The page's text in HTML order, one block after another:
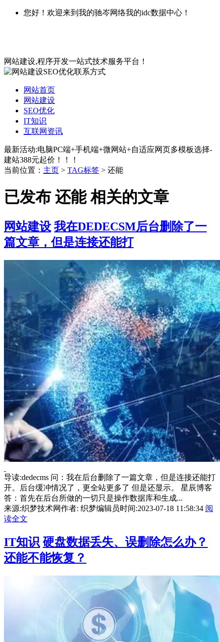
您好！欢迎来到我的驰岑网络我的idc数据中心！
网站建设,程序开发一站式技术服务平台！
网站首页
网站建设
SEO优化
IT知识
互联网资讯
最新活动:电脑PC端+手机端+微网站+自适应网页多模板选择-
建站388元起价！！！
当前位置： 主页 > TAG标签 > 还能
已发布 还能 相关的文章
网站建设 我在DEDECSM后台删除了一
篇文章，但是连接还能打
导读:dedecms 问：我在后台删除了一篇文章，但是连接还能打
开。后台缓冲情况了，更全站更多了 但是还显示。 星辰博客
答：首先在后台所做的一切只是操作数据库和生成...
来源:织梦技术网作者: 织梦编辑员时间:2023-07-18 11:58:34 阅
读全文
IT知识 硬盘数据丢失、误删除怎么办？
还能不能恢复？